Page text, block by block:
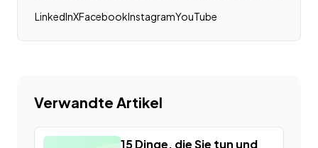
LinkedInXFacebookInstagramYouTube
Verwandte Artikel
15 Dinge, die Sie tun und